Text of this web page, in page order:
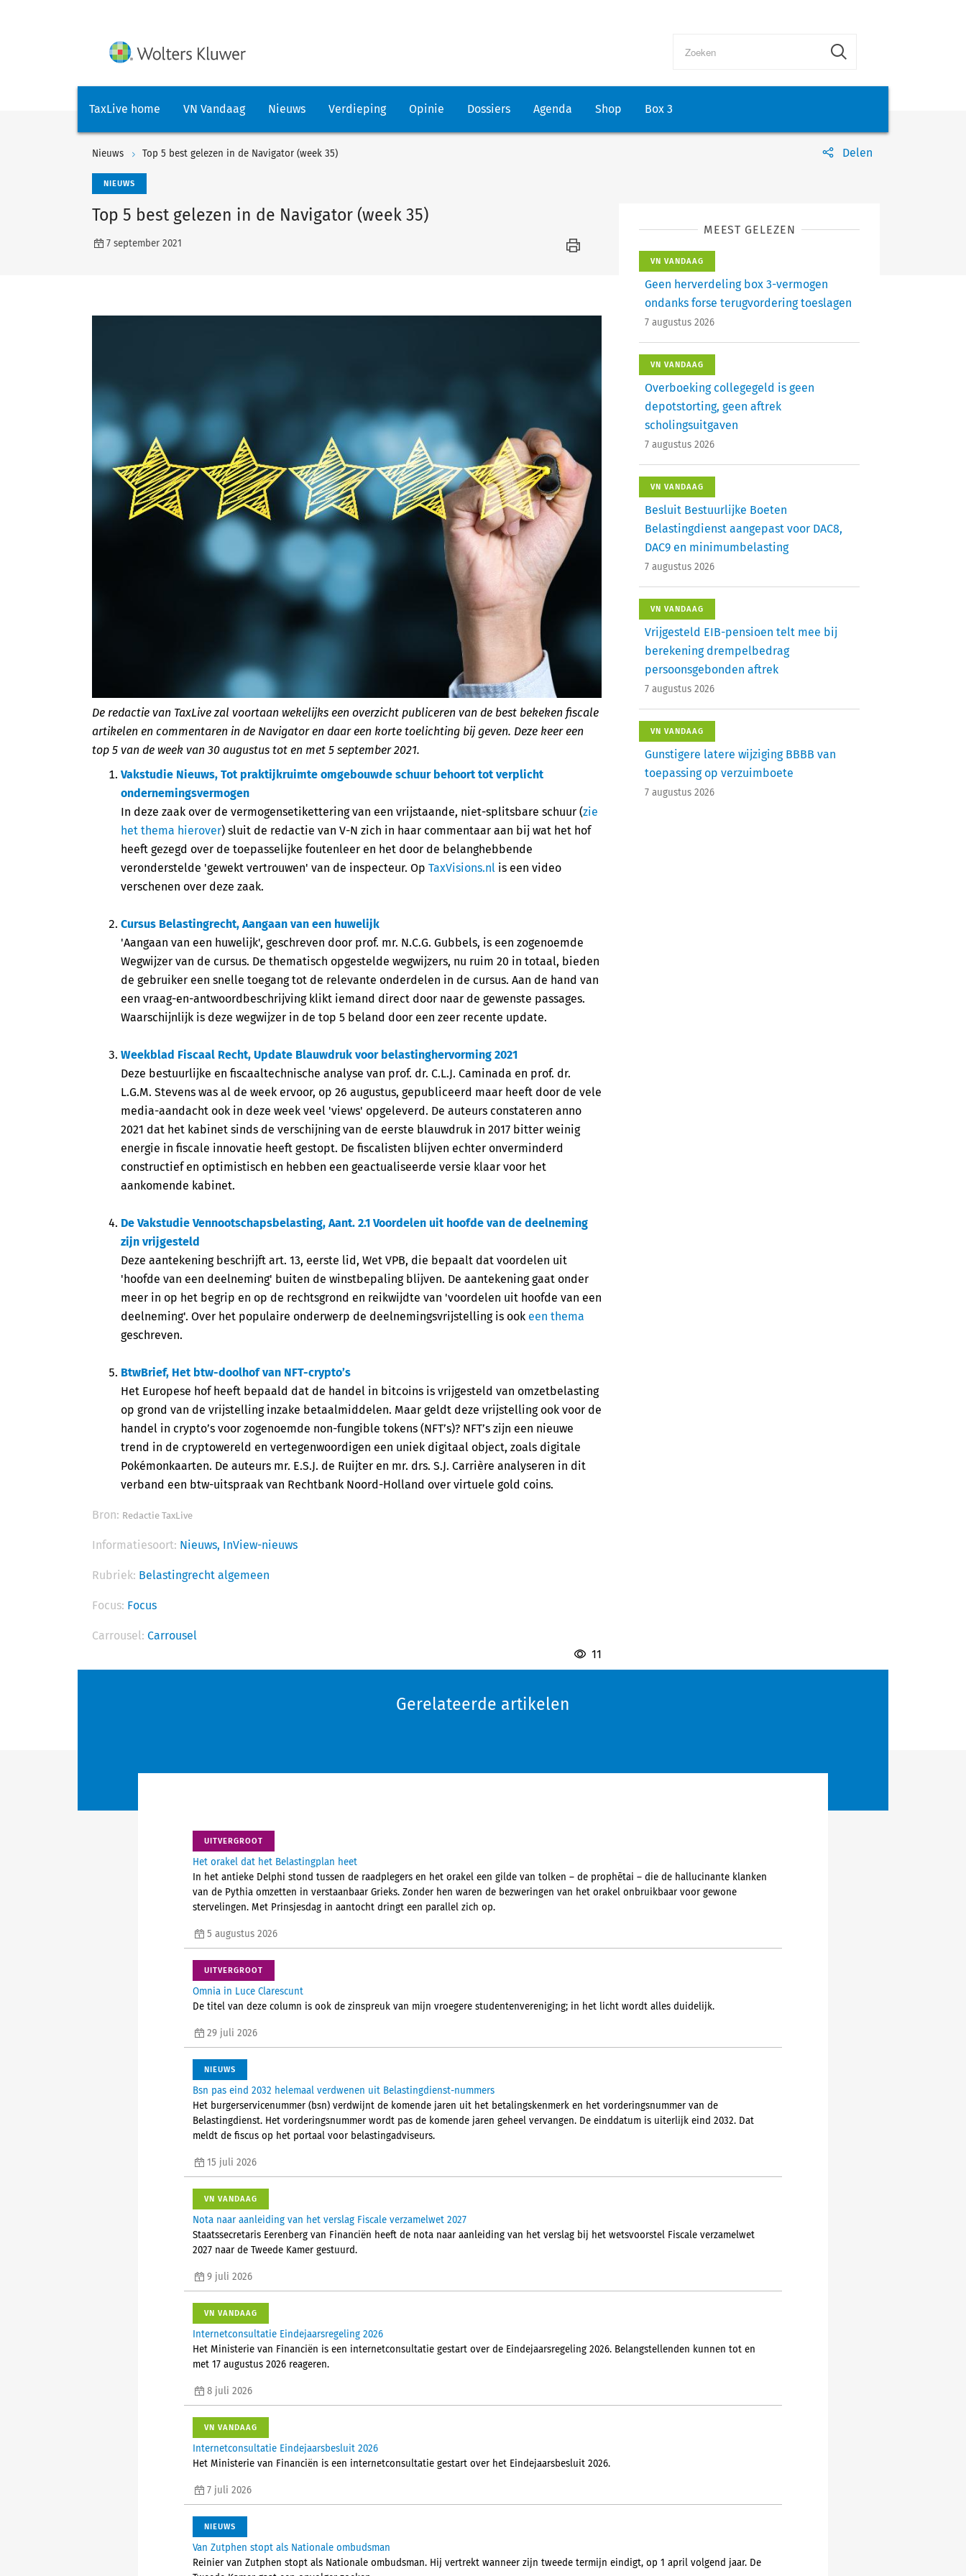
TaxLive home VN Vandaag Nieuws Verdieping Opinie Dossiers Agenda Shop Box 3
Nieuws Top 5 best gelezen in de Navigator (week 35) Delen
NIEUWS
Top 5 best gelezen in de Navigator (week 35)
7 september 2021
De redactie van TaxLive zal voortaan wekelijks een overzicht publiceren van de best bekeken fiscale
artikelen en commentaren in de Navigator en daar een korte toelichting bij geven. Deze keer een
top 5 van de week van 30 augustus tot en met 5 september 2021.
Vakstudie Nieuws, Tot praktijkruimte omgebouwde schuur behoort tot verplicht
ondernemingsvermogen
In deze zaak over de vermogensetikettering van een vrijstaande, niet-splitsbare schuur (zie
het thema hierover) sluit de redactie van V-N zich in haar commentaar aan bij wat het hof
heeft gezegd over de toepasselijke foutenleer en het door de belanghebbende
veronderstelde 'gewekt vertrouwen' van de inspecteur. Op TaxVisions.nl is een video
verschenen over deze zaak.
Cursus Belastingrecht, Aangaan van een huwelijk
'Aangaan van een huwelijk', geschreven door prof. mr. N.C.G. Gubbels, is een zogenoemde
Wegwijzer van de cursus. De thematisch opgestelde wegwijzers, nu ruim 20 in totaal, bieden
de gebruiker een snelle toegang tot de relevante onderdelen in de cursus. Aan de hand van
een vraag-en-antwoordbeschrijving klikt iemand direct door naar de gewenste passages.
Waarschijnlijk is deze wegwijzer in de top 5 beland door een zeer recente update.
Weekblad Fiscaal Recht, Update Blauwdruk voor belastinghervorming 2021
Deze bestuurlijke en fiscaaltechnische analyse van prof. dr. C.L.J. Caminada en prof. dr.
L.G.M. Stevens was al de week ervoor, op 26 augustus, gepubliceerd maar heeft door de vele
media-aandacht ook in deze week veel 'views' opgeleverd. De auteurs constateren anno
2021 dat het kabinet sinds de verschijning van de eerste blauwdruk in 2017 bitter weinig
energie in fiscale innovatie heeft gestopt. De fiscalisten blijven echter onverminderd
constructief en optimistisch en hebben een geactualiseerde versie klaar voor het
aankomende kabinet.
De Vakstudie Vennootschapsbelasting, Aant. 2.1 Voordelen uit hoofde van de deelneming
zijn vrijgesteld
Deze aantekening beschrijft art. 13, eerste lid, Wet VPB, die bepaalt dat voordelen uit
'hoofde van een deelneming' buiten de winstbepaling blijven. De aantekening gaat onder
meer in op het begrip en op de rechtsgrond en reikwijdte van 'voordelen uit hoofde van een
deelneming'. Over het populaire onderwerp de deelnemingsvrijstelling is ook een thema
geschreven.
BtwBrief, Het btw-doolhof van NFT-crypto’s
Het Europese hof heeft bepaald dat de handel in bitcoins is vrijgesteld van omzetbelasting
op grond van de vrijstelling inzake betaalmiddelen. Maar geldt deze vrijstelling ook voor de
handel in crypto’s voor zogenoemde non-fungible tokens (NFT’s)? NFT’s zijn een nieuwe
trend in de cryptowereld en vertegenwoordigen een uniek digitaal object, zoals digitale
Pokémonkaarten. De auteurs mr. E.S.J. de Ruijter en mr. drs. S.J. Carrière analyseren in dit
verband een btw-uitspraak van Rechtbank Noord-Holland over virtuele gold coins.
Bron: Redactie TaxLive
Informatiesoort: Nieuws, InView-nieuws
Rubriek: Belastingrecht algemeen
Focus: Focus
Carrousel: Carrousel
11
MEEST GELEZEN
VN VANDAAG
Geen herverdeling box 3-vermogen
ondanks forse terugvordering toeslagen
7 augustus 2026
VN VANDAAG
Overboeking collegegeld is geen
depotstorting, geen aftrek
scholingsuitgaven
7 augustus 2026
VN VANDAAG
Besluit Bestuurlijke Boeten
Belastingdienst aangepast voor DAC8,
DAC9 en minimumbelasting
7 augustus 2026
VN VANDAAG
Vrijgesteld EIB-pensioen telt mee bij
berekening drempelbedrag
persoonsgebonden aftrek
7 augustus 2026
VN VANDAAG
Gunstigere latere wijziging BBBB van
toepassing op verzuimboete
7 augustus 2026
Gerelateerde artikelen
UITVERGROOT
Het orakel dat het Belastingplan heet
In het antieke Delphi stond tussen de raadplegers en het orakel een gilde van tolken – de prophētai – die de hallucinante klanken
van de Pythia omzetten in verstaanbaar Grieks. Zonder hen waren de bezweringen van het orakel onbruikbaar voor gewone
stervelingen. Met Prinsjesdag in aantocht dringt een parallel zich op.
5 augustus 2026
UITVERGROOT
Omnia in Luce Clarescunt
De titel van deze column is ook de zinspreuk van mijn vroegere studentenvereniging; in het licht wordt alles duidelijk.
29 juli 2026
NIEUWS
Bsn pas eind 2032 helemaal verdwenen uit Belastingdienst-nummers
Het burgerservicenummer (bsn) verdwijnt de komende jaren uit het betalingskenmerk en het vorderingsnummer van de
Belastingdienst. Het vorderingsnummer wordt pas de komende jaren geheel vervangen. De einddatum is uiterlijk eind 2032. Dat
meldt de fiscus op het portaal voor belastingadviseurs.
15 juli 2026
VN VANDAAG
Nota naar aanleiding van het verslag Fiscale verzamelwet 2027
Staatssecretaris Eerenberg van Financiën heeft de nota naar aanleiding van het verslag bij het wetsvoorstel Fiscale verzamelwet
2027 naar de Tweede Kamer gestuurd.
9 juli 2026
VN VANDAAG
Internetconsultatie Eindejaarsregeling 2026
Het Ministerie van Financiën is een internetconsultatie gestart over de Eindejaarsregeling 2026. Belangstellenden kunnen tot en
met 17 augustus 2026 reageren.
8 juli 2026
VN VANDAAG
Internetconsultatie Eindejaarsbesluit 2026
Het Ministerie van Financiën is een internetconsultatie gestart over het Eindejaarsbesluit 2026.
7 juli 2026
NIEUWS
Van Zutphen stopt als Nationale ombudsman
Reinier van Zutphen stopt als Nationale ombudsman. Hij vertrekt wanneer zijn tweede termijn eindigt, op 1 april volgend jaar. De